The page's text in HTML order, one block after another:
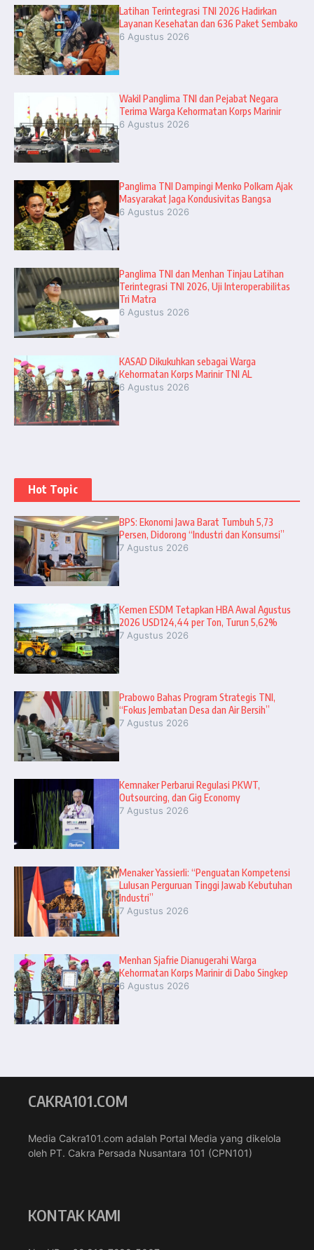
Latihan Terintegrasi TNI 2026 Hadirkan
Layanan Kesehatan dan 636 Paket Sembako
6 Agustus 2026
Wakil Panglima TNI dan Pejabat Negara
Terima Warga Kehormatan Korps Marinir
6 Agustus 2026
Panglima TNI Dampingi Menko Polkam Ajak
Masyarakat Jaga Kondusivitas Bangsa
6 Agustus 2026
Panglima TNI dan Menhan Tinjau Latihan
Terintegrasi TNI 2026, Uji Interoperabilitas
Tri Matra
6 Agustus 2026
KASAD Dikukuhkan sebagai Warga
Kehormatan Korps Marinir TNI AL
6 Agustus 2026
Hot Topic
BPS: Ekonomi Jawa Barat Tumbuh 5,73
Persen, Didorong “Industri dan Konsumsi”
7 Agustus 2026
Kemen ESDM Tetapkan HBA Awal Agustus
2026 USD124,44 per Ton, Turun 5,62%
7 Agustus 2026
Prabowo Bahas Program Strategis TNI,
“Fokus Jembatan Desa dan Air Bersih”
7 Agustus 2026
Kemnaker Perbarui Regulasi PKWT,
Outsourcing, dan Gig Economy
7 Agustus 2026
Menaker Yassierli: “Penguatan Kompetensi
Lulusan Perguruan Tinggi Jawab Kebutuhan
Industri”
7 Agustus 2026
Menhan Sjafrie Dianugerahi Warga
Kehormatan Korps Marinir di Dabo Singkep
6 Agustus 2026
CAKRA101.COM
Media Cakra101.com adalah Portal Media yang dikelola
oleh PT. Cakra Persada Nusantara 101 (CPN101)
KONTAK KAMI